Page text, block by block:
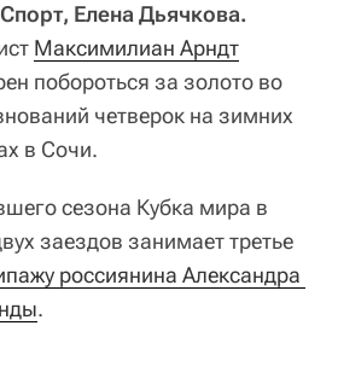
Елена Дьячкова.
Максимилиан Арндт
побороться за золото во
четверок на зимних
в Сочи.
сезона Кубка мира в
заездов занимает третье
россиянина Александра
.